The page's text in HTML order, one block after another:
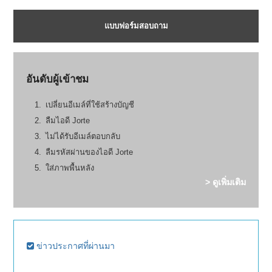
แบบฟอร์มสอบถาม
อันดับผู้เข้าชม
เปลี่ยนอีเมล์ที่ใช้สร้างบัญชี
ลืมไอดี Jorte
ไม่ได้รับอีเมล์ตอบกลับ
ลืมรหัสผ่านของไอดี Jorte
ใส่ภาพพื้นหลัง
> ดูเพิ่มเติม
ข่าวประกาศที่ผ่านมา